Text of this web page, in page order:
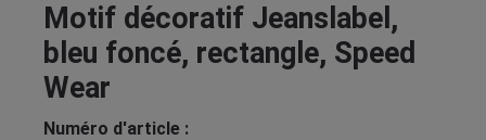
Motif décoratif Jeanslabel,
bleu foncé, rectangle, Speed
Wear
Numéro d'article :